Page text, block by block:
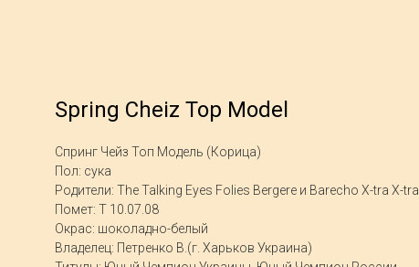
Spring Cheiz Top Model
Спринг Чейз Топ Модель (Корица)
Пол: сука
Родители: The Talking Eyes Folies Bergere и Barecho X-tra X-tra
Помет: T 10.07.08
Окрас: шоколадно-белый
Владелец: Петренко В.(г. Харьков Украина)